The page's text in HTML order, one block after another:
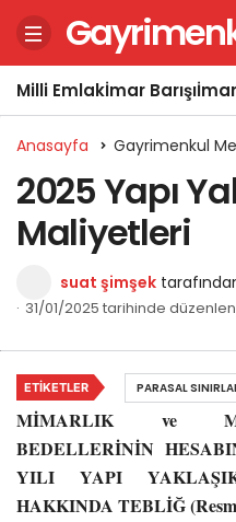
Milli Emlakİmar Barışı
Anasayfa Gayrimenkul
2025 Yapı
Maliyetleri
suat şimşek
31/01/2025 tarihinde
MİMARLIK ve
BEDELLERİNİN
YILI YAPI
HAKKINDA TEBLİĞ
ETIKETLER PARASAL